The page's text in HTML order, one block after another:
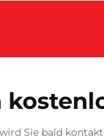
Sie bald